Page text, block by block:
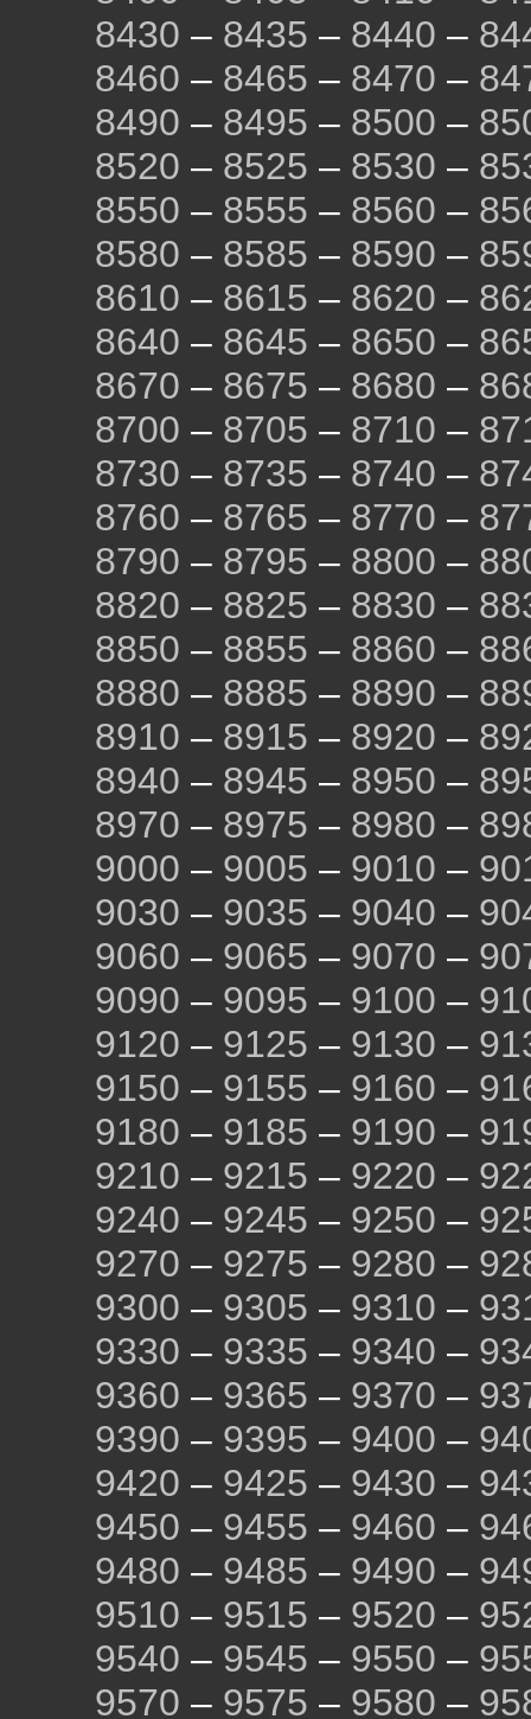
8430 – 8435 – 8440 –
8460 – 8465 – 8470 –
8490 – 8495 – 8500 –
8520 – 8525 – 8530 –
8550 – 8555 – 8560 –
8580 – 8585 – 8590 –
8610 – 8615 – 8620 –
8640 – 8645 – 8650 –
8670 – 8675 – 8680 –
8700 – 8705 – 8710 –
8730 – 8735 – 8740 –
8760 – 8765 – 8770 –
8790 – 8795 – 8800 –
8820 – 8825 – 8830 –
8850 – 8855 – 8860 –
8880 – 8885 – 8890 –
8910 – 8915 – 8920 –
8940 – 8945 – 8950 –
8970 – 8975 – 8980 –
9000 – 9005 – 9010 –
9030 – 9035 – 9040 –
9060 – 9065 – 9070 –
9090 – 9095 – 9100 –
9120 – 9125 – 9130 –
9150 – 9155 – 9160 –
9180 – 9185 – 9190 –
9210 – 9215 – 9220 –
9240 – 9245 – 9250 –
9270 – 9275 – 9280 –
9300 – 9305 – 9310 –
9330 – 9335 – 9340 –
9360 – 9365 – 9370 –
9390 – 9395 – 9400 –
9420 – 9425 – 9430 –
9450 – 9455 – 9460 –
9480 – 9485 – 9490 –
9510 – 9515 – 9520 –
9540 – 9545 – 9550 –
9570 – 9575 – 9580 –